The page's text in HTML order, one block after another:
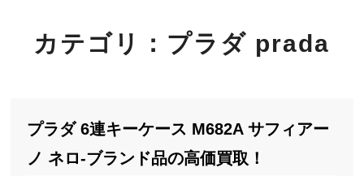
カテゴリ：プラダ prada
プラダ 6連キーケース M682A サフィアー
ノ ネロ-ブランド品の高価買取！